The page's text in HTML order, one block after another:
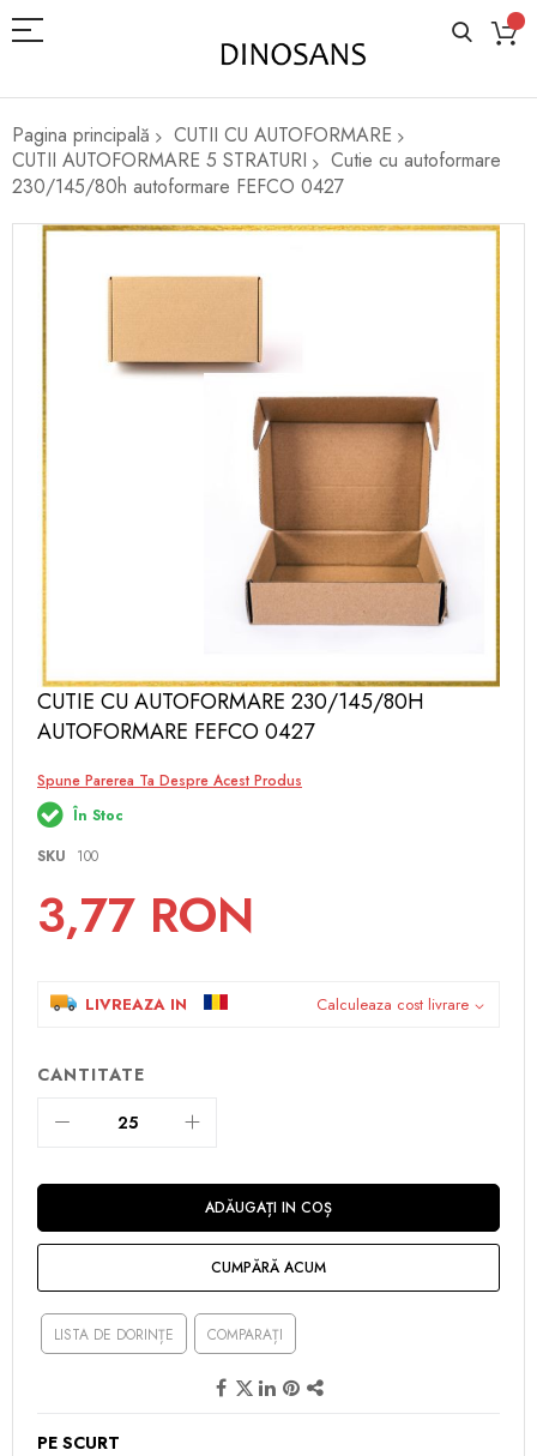
Pagina principală
CUTII CU AUTOFORMARE
CUTII AUTOFORMARE 5 STRATURI
Cutie cu autoformare
230/145/80h autoformare FEFCO 0427
Skip
the
the
Skip
to
the
of
the
images
CUTIE CU AUTOFORMARE 230/145/80H
AUTOFORMARE FEFCO 0427
Spune Parerea Ta Despre Acest Produs
În Stoc
SKU
100
3,77 RON
LIVREAZA IN Calculeaza cost livrare
CANTITATE
ADĂUGAȚI IN COȘ
CUMPĂRĂ ACUM
LISTA DE DORINȚE COMPARAȚI
PE SCURT